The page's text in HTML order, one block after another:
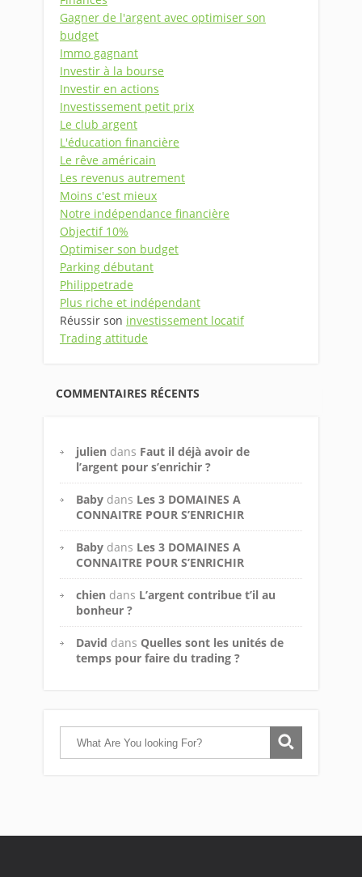
Gagner de l'argent avec optimiser son
budget
Immo gagnant
Investir à la bourse
Investir en actions
Investissement petit prix
Le club argent
L'éducation financière
Le rêve américain
Les revenus autrement
Moins c'est mieux
Notre indépendance financière
Objectif 10%
Optimiser son budget
Parking débutant
Philippetrade
Plus riche et indépendant
Réussir son investissement locatif
Trading attitude
COMMENTAIRES RÉCENTS
julien dans Faut il déjà avoir de
l’argent pour s’enrichir ?
Baby dans Les 3 DOMAINES A
CONNAITRE POUR S’ENRICHIR
Baby dans Les 3 DOMAINES A
CONNAITRE POUR S’ENRICHIR
chien dans L’argent contribue t’il au
bonheur ?
David dans Quelles sont les unités de
temps pour faire du trading ?